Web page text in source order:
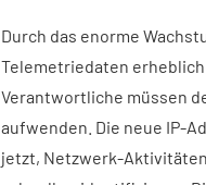
Durch das enorme
Telemetriedaten
Verantwortliche müssen
aufwenden. Die neue IP-
jetzt, Netzwerk-